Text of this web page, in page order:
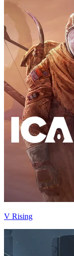
V Rising